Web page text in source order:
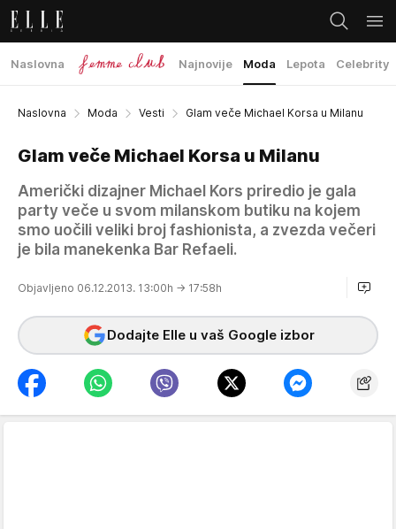
Naslovna Najnovije Moda Lepota Celebrity
Naslovna Moda Vesti Glam veče Michael Korsa u Milanu
Glam veče Michael Korsa u Milanu
Američki dizajner Michael Kors priredio je gala
party veče u svom milanskom butiku na kojem
smo uočili veliki broj fashionista, a zvezda večeri
je bila manekenka Bar Refaeli.
Objavljeno 06.12.2013. 13:00h → 17:58h
Dodajte Elle u vaš Google izbor